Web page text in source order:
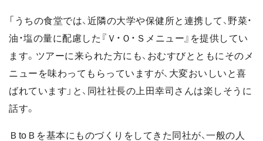
「うちの食堂では、近隣の大学や保健所と連携して、野菜・
油・塩の量に配慮した『Ｖ・Ｏ・Ｓメニュー』を提供してい
ます。ツアーに来られた方にも、おむすびとともにそのメ
ニューを味わってもらっていますが、大変おいしいと喜
ばれています」と、同社社長の上田幸司さんは楽しそうに
話す。
ＢtoＢを基本にものづくりをしてきた同社が、一般の人